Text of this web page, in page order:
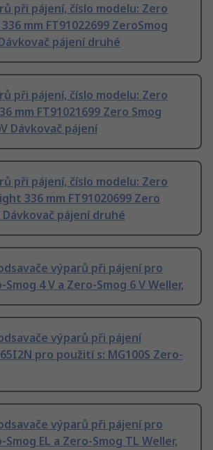
při pájení, číslo modelu: Zero
mm FT91022699 ZeroSmog
pájení druhé
při pájení, číslo modelu: Zero
mm FT91021699 Zero Smog
Dávkovač pájení
při pájení, číslo modelu: Zero
336 mm FT91020699 Zero
Dávkovač pájení druhé
výparů při pájení pro
4 V a Zero-Smog 6 V Weller,
výparů při pájení
pro použití s: MG100S Zero-
výparů při pájení pro
EL a Zero-Smog TL Weller,